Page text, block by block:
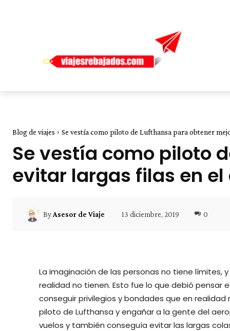
Blog de viajes Se vestía como piloto de Lufthansa para obtener
Se vestía como piloto
evitar largas filas en
ByAsesor de Viaje 13 diciembre, 2019 0
La imaginación de las personas no tiene límites,
realidad no tienen. Esto fue lo que debió pensar
conseguir privilegios y bondades que en
piloto de Lufthansa y engañar a la gente del
vuelos y también conseguía evitar las largas